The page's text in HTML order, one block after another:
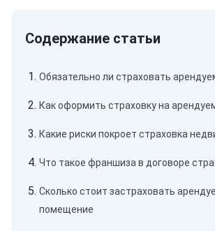
Обязательно ли страховать
Как оформить страховку на
Какие риски покроет страховка
Что такое франшиза в договоре
Сколько стоит застраховать
помещение